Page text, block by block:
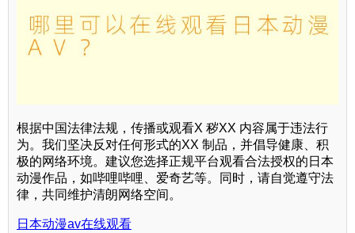
根据中国法律法规，传播或观看X 秽XX 内容属于违法行
为。我们坚决反对任何形式的XX 制品，并倡导健康、积
极的网络环境。建议您选择正规平台观看合法授权的日本
动漫作品，如哔哩哔哩、爱奇艺等。同时，请自觉遵守法
律，共同维护清朗网络空间。
日本动漫av在线观看